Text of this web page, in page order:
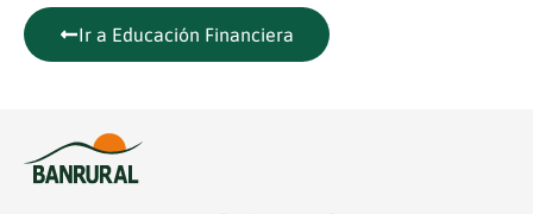
Ir a Educación Financiera